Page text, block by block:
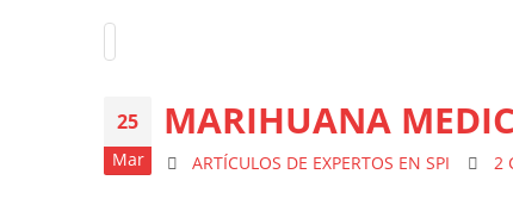
25
Mar
MARIHUANA
ARTÍCULOS DE EXPERTOS EN SPI 2